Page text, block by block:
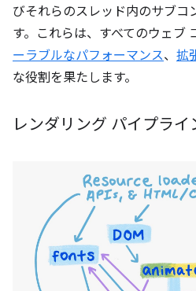
びそれらのスレッド内のサブコ
す。これらは、すべてのウェブ
ーラブルなパフォーマンス、 拡
な役割を果たします。
レンダリング パイプライ